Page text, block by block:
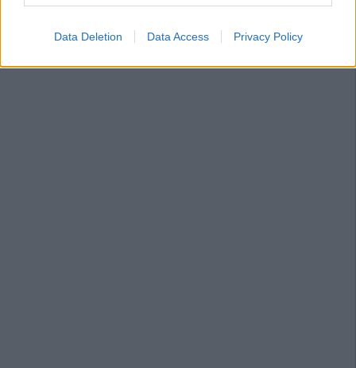
Data Deletion Data Access Privacy Policy